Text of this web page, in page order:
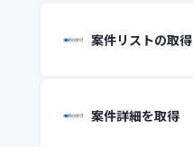
案件リストの取得
案件詳細を取得